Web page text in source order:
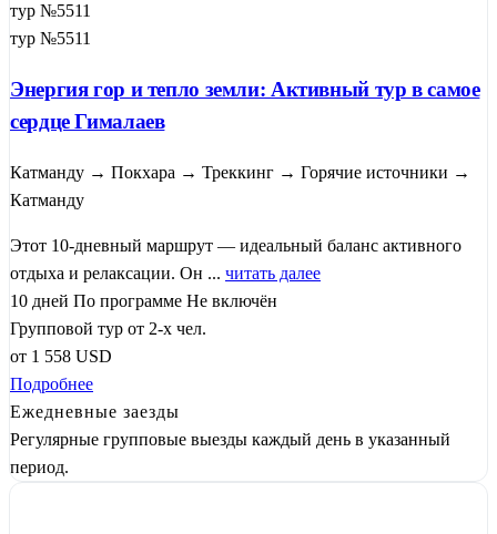
тур №5511
тур №5511
Энергия гор и тепло земли: Активный тур в самое
сердце Гималаев
Катманду → Покхара → Треккинг → Горячие источники →
Катманду
Этот 10-дневный маршрут — идеальный баланс активного
отдыха и релаксации. Он ... читать далее
10 дней По программе Не включён
Групповой тур от 2-х чел.
от 1 558 USD
Подробнее
Ежедневные заезды
Регулярные групповые выезды каждый день в указанный
период.